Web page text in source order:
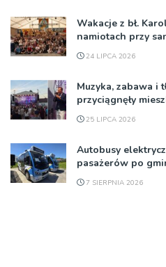
Wakacje z bł.
namiotach przy
24 LIPCA 2026
Muzyka, zabawa i
przyciągnęły
25 LIPCA 2026
Autobusy
pasażerów po
7 SIERPNIA 2026